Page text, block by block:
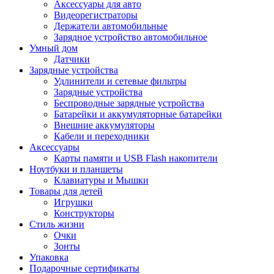
Аксессуары для авто
Видеорегистраторы
Держатели автомобильные
Зарядное устройство автомобильное
Умный дом
Датчики
Зарядные устройства
Удлинители и сетевые фильтры
Зарядные устройства
Беспроводные зарядные устройства
Батарейки и аккумуляторные батарейки
Внешние аккумуляторы
Кабели и переходники
Аксессуары
Карты памяти и USB Flash накопители
Ноутбуки и планшеты
Клавиатуры и Мышки
Товары для детей
Игрушки
Конструкторы
Стиль жизни
Очки
Зонты
Упаковка
Подарочные сертификаты